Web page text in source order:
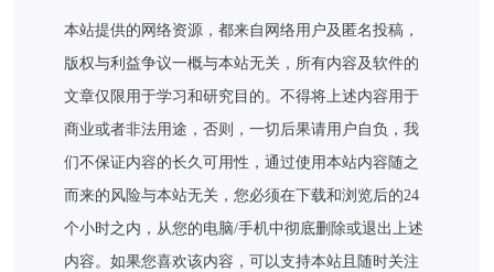
本站提供的网络资源，都来自网络用户及匿名投稿，
版权与利益争议一概与本站无关，所有内容及软件的
文章仅限用于学习和研究目的。不得将上述内容用于
商业或者非法用途，否则，一切后果请用户自负，我
们不保证内容的长久可用性，通过使用本站内容随之
而来的风险与本站无关，您必须在下载和浏览后的24
个小时之内，从您的电脑/手机中彻底删除或退出上述
内容。如果您喜欢该内容，可以支持本站且随时关注